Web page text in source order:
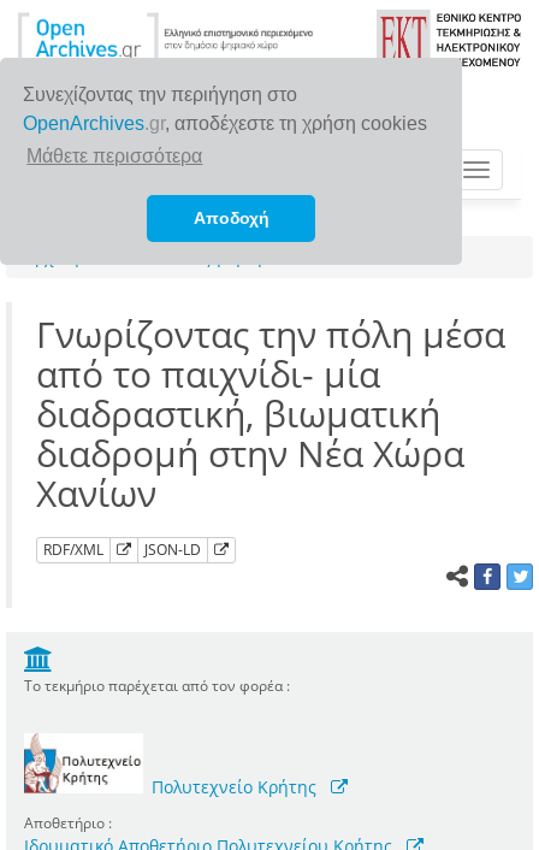
Συνεχίζοντας την περιήγηση στο
OpenArchives.gr, αποδέχεστε τη χρήση cookies
Μάθετε περισσότερα
Αποδοχή
Toggle
Γνωρίζοντας την πόλη μέσα
από το παιχνίδι- μία
διαδραστική, βιωματική
διαδρομή στην Νέα Χώρα
Χανίων
RDF/XML JSON-LD
Το τεκμήριο παρέχεται από τον φορέα :
Πολυτεχνείο Κρήτης
Αποθετήριο :